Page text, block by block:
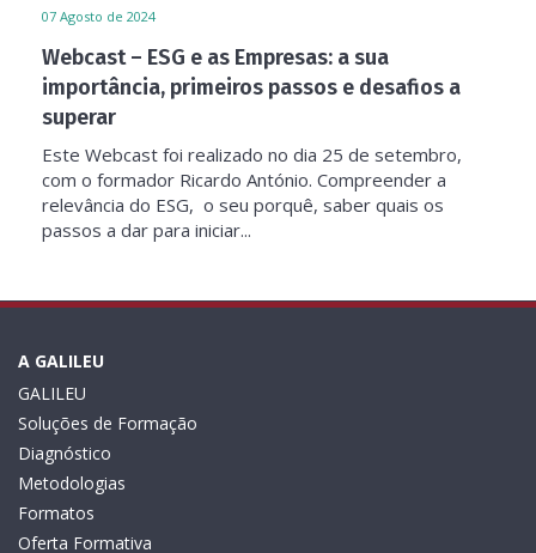
07 Agosto de 2024
Webcast – ESG e as Empresas: a sua
importância, primeiros passos e desafios a
superar
Este Webcast foi realizado no dia 25 de setembro,
com o formador Ricardo António. Compreender a
relevância do ESG, o seu porquê, saber quais os
passos a dar para iniciar...
A GALILEU
GALILEU
Soluções de Formação
Diagnóstico
Metodologias
Formatos
Oferta Formativa